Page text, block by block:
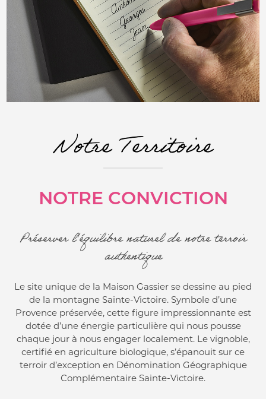
Notre Territoire
NOTRE CONVICTION
Préserver l'équilibre naturel de notre terroir
authentique
Le site unique de la Maison Gassier se dessine au pied
de la montagne Sainte-Victoire. Symbole d’une
Provence préservée, cette figure impressionnante est
dotée d’une énergie particulière qui nous pousse
chaque jour à nous engager localement. Le vignoble,
certifié en agriculture biologique, s’épanouit sur ce
terroir d’exception en Dénomination Géographique
Complémentaire Sainte-Victoire.